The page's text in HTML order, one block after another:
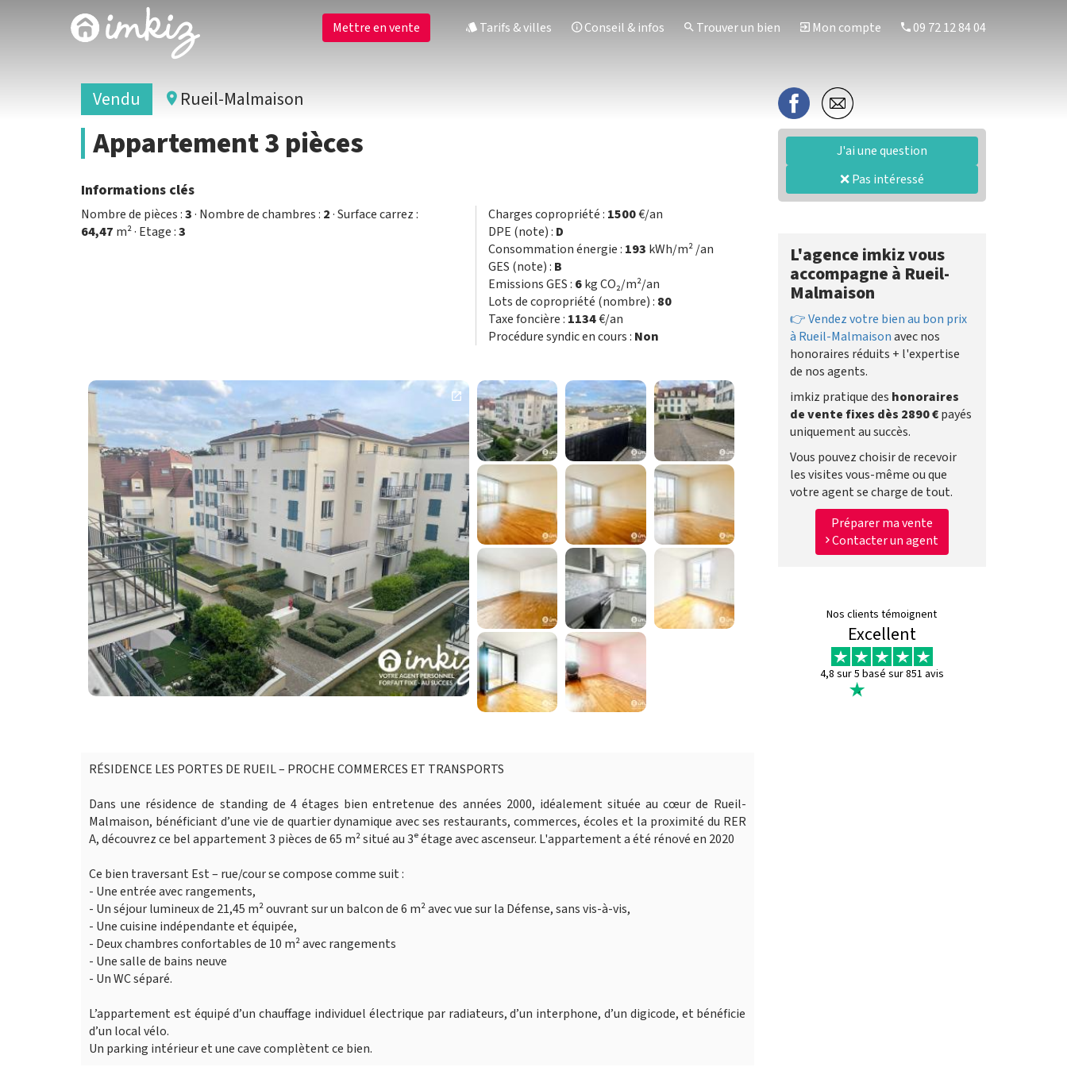
Mettre en vente Tarifs & villes Conseil & infos Trouver un bien Mon compte 09 72 12 84 04
Vendu Rueil-Malmaison
Appartement 3 pièces
Informations clés
Nombre de pièces :3· Nombre de chambres : 2· Surface carrez :
64,47 m² · Etage :3
Charges copropriété : 1500€/an
DPE (note) : D
Consommation énergie : 193 kWh/m² /an
GES (note) : B
Emissions GES : 6kg CO₂/m²/an
Lots de copropriété (nombre) : 80
Taxe foncière : 1134€/an
Procédure syndic en cours : Non
RÉSIDENCE LES PORTES DE RUEIL – PROCHE COMMERCES ET TRANSPORTS
Dans une résidence de standing de 4 étages bien entretenue des années 2000, idéalement située au cœur de Rueil-
Malmaison, bénéficiant d’une vie de quartier dynamique avec ses restaurants, commerces, écoles et la proximité du RER
A, découvrez ce bel appartement 3 pièces de 65 m² situé au 3ᵉ étage avec ascenseur. L'appartement a été rénové en 2020
Ce bien traversant Est – rue/cour se compose comme suit :
- Une entrée avec rangements,
- Un séjour lumineux de 21,45 m² ouvrant sur un balcon de 6 m² avec vue sur la Défense, sans vis-à-vis,
- Une cuisine indépendante et équipée,
- Deux chambres confortables de 10 m² avec rangements
- Une salle de bains neuve
- Un WC séparé.
L’appartement est équipé d’un chauffage individuel électrique par radiateurs, d’un interphone, d’un digicode, et bénéficie
d’un local vélo.
Un parking intérieur et une cave complètent ce bien.
J'ai une question
❌ Pas intéressé
L'agence imkiz vous
accompagne à Rueil-
Malmaison
👉 Vendez votre bien au bon prix
à Rueil-Malmaisonavec nos
honoraires réduits + l'expertise
de nos agents.
imkiz pratique des honoraires
de vente fixes dès 2890 €payés
uniquement au succès.
Vous pouvez choisir de recevoir
les visites vous-même ou que
votre agent se charge de tout.
Préparer ma vente
Contacter un agent
Nos clients témoignent
Excellent
4,8 sur 5 basé sur 851 avis